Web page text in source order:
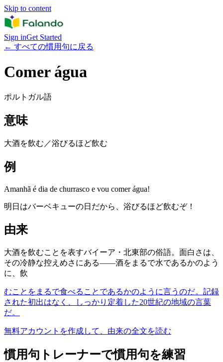
Skip to content
Sign inGet Started
← すべての慣用句に戻る
Comer água
ポルトガル語
意味
大酒を飲む／浴びるほど飲む
例
Amanhã é dia de churrasco e vou comer água!
明日はバーベキューの日だから、浴びるほど飲むぞ！
由来
大酒を飲むことを表すバイーア・北東部の俗語。面白さは、
その冷静な控えめさにある――酒をまるで水であるかのよう
に、飲
むことをまるで食べることであるかのように言うのだ。記録
された初出はなく、しっかり定着した20世紀の地域の言葉
だ。
無料アカウントを作成して、由来の全文を読む
慣用句トレーナーで慣用句を練習